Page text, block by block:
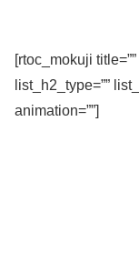
[rtoc_mokuji
list_h2_type=””
animation=””]